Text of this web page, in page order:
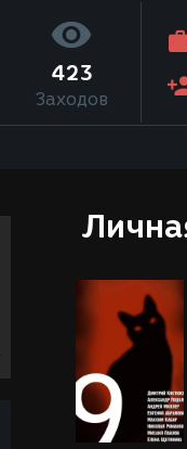
423
Заходов